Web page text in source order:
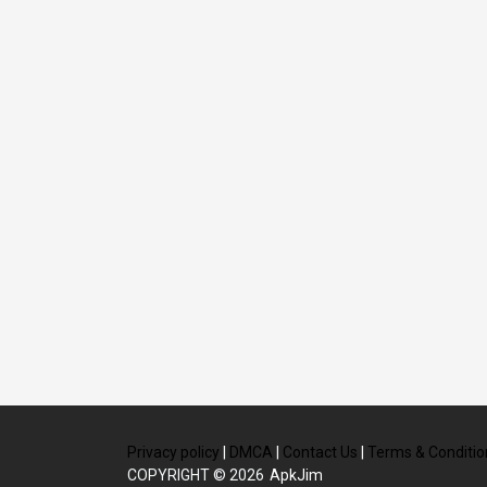
Privacy policy DMCA Contact Us Terms &
COPYRIGHT © 2026 ApkJim